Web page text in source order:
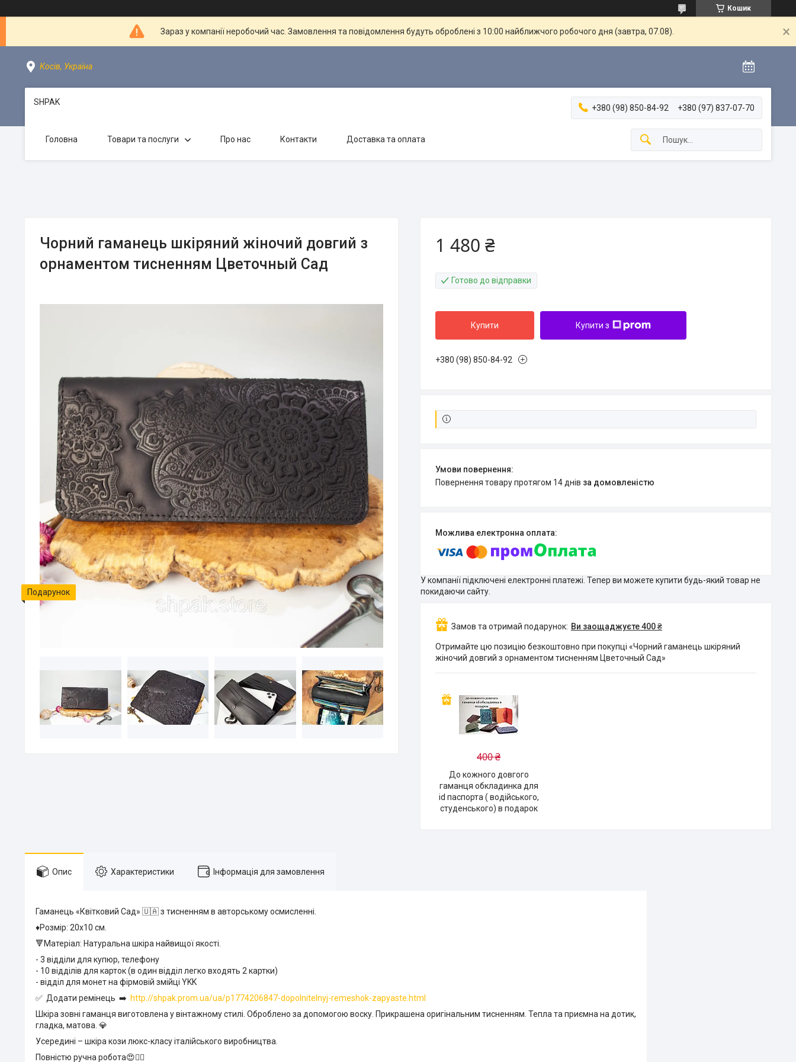
Кошик
Зараз у компанії неробочий час. Замовлення та повідомлення будуть оброблені з 10:00 найближчого робочого дня (завтра, 07.08).
Косів, Україна
SHPAK
+380 (98) 850-84-92 +380 (97) 837-07-70
Головна Товари та послуги Про нас Контакти Доставка та оплата
Чорний гаманець шкіряний жіночий довгий з
орнаментом тисненням Цветочный Сад
Подарунок
1 480 ₴
Готово до відправки
Купити Купити з
+380 (98) 850-84-92
повернення товару протягом 14 днів за домовленістю
У компанії підключені електронні платежі. Тепер ви можете купити будь-який товар не
покидаючи сайту.
Замов та отримай подарунок Ви заощаджуєте 400 ₴
Отримайте цю позицію безкоштовно при покупці «Чорний гаманець шкіряний
жіночий довгий з орнаментом тисненням Цветочный Сад»
400 ₴
До кожного довгого
гаманця обкладинка для
id паспорта ( водійського,
студенського) в подарок
Опис Характеристики Інформація для замовлення
Гаманець «Квітковий Сад» 🇺🇦 з тисненням в авторському осмисленні.
♦️Розмір: 20х10 см.
🔻Матеріал: Натуральна шкіра найвищої якості.
- 3 відділи для купюр, телефону
- 10 відділів для карток (в один відділ легко входять 2 картки)
- відділ для монет на фірмовій змійці YKK
✅ Додати ремінець ➡️ http://shpak.prom.ua/ua/p1774206847-dopolnitelnyj-remeshok-zapyaste.html
Шкіра зовні гаманця виготовлена у вінтажному стилі. Оброблено за допомогою воску. Прикрашена оригінальним тисненням. Тепла та приємна на дотик,
гладка, матова. 💎
Усередині – шкіра кози люкс-класу італійського виробництва.
Повністю ручна робота😍❤️‍🔥